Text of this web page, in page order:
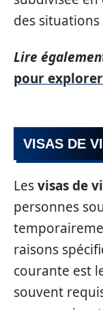
des
Lire
pour
VISAS DE
Lesvisas de
personnes
raisons
courante est
souvent